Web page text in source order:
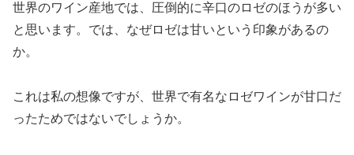
世界のワイン産地では、圧倒的に辛口のロゼのほうが多い
と思います。では、なぜロゼは甘いという印象があるの
か。
これは私の想像ですが、世界で有名なロゼワインが甘口だ
ったためではないでしょうか。